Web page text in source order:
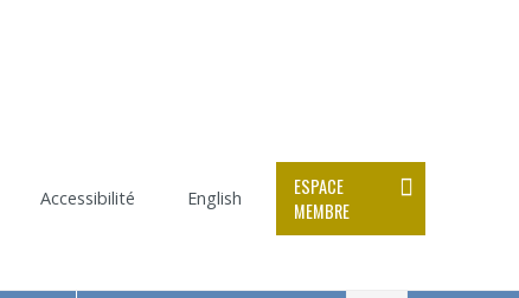
Accessibilité English
ESPACE
MEMBRE